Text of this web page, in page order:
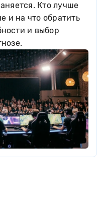
Кто лучше
и на что обратить
и выбор